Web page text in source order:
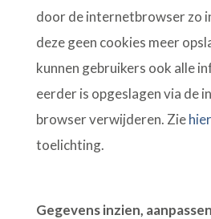
door de internetbrowser zo
deze geen cookies meer
kunnen gebruikers ook alle
eerder is opgeslagen via de
browser verwijderen. Ziehier
toelichting.
Gegevens inzien,